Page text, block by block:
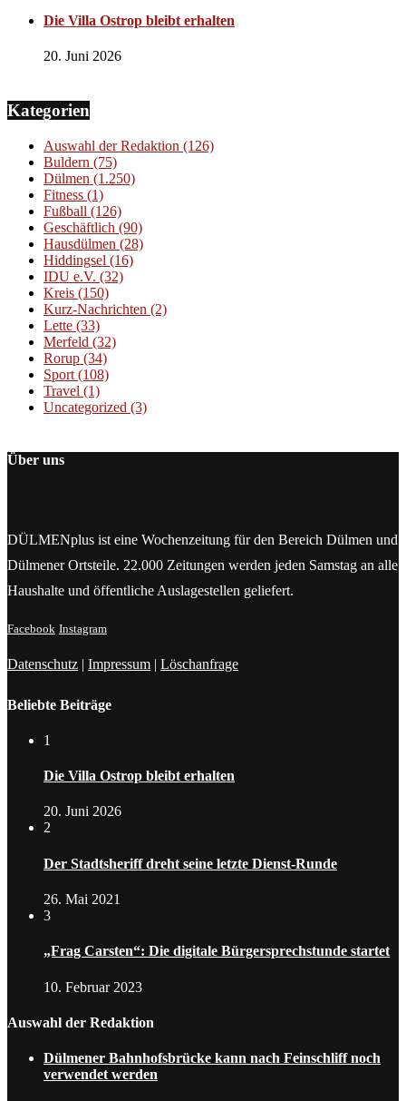
Die Villa Ostrop bleibt erhalten
20. Juni 2026
Kategorien
Auswahl der Redaktion (126)
Buldern (75)
Dülmen (1.250)
Fitness (1)
Fußball (126)
Geschäftlich (90)
Hausdülmen (28)
Hiddingsel (16)
IDU e.V. (32)
Kreis (150)
Kurz-Nachrichten (2)
Lette (33)
Merfeld (32)
Rorup (34)
Sport (108)
Travel (1)
Uncategorized (3)
Über uns
DÜLMENplus ist eine Wochenzeitung für den Bereich Dülmen und
Dülmener Ortsteile. 22.000 Zeitungen werden jeden Samstag an alle
Haushalte und öffentliche Auslagestellen geliefert.
Facebook Instagram
Datenschutz | Impressum | Löschanfrage
Beliebte Beiträge
1
Die Villa Ostrop bleibt erhalten
20. Juni 2026
2
Der Stadtsheriff dreht seine letzte Dienst-Runde
26. Mai 2021
3
„Frag Carsten“: Die digitale Bürgersprechstunde startet
10. Februar 2023
Auswahl der Redaktion
Dülmener Bahnhofsbrücke kann nach Feinschliff noch
verwendet werden